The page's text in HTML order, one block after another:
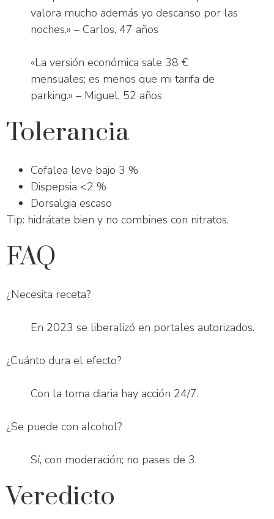
valora mucho además yo descanso por las
noches.» – Carlos, 47 años
«La versión económica sale 38 €
mensuales; es menos que mi tarifa de
parking.» – Miguel, 52 años
Tolerancia
Cefalea leve bajo 3 %
Dispepsia <2 %
Dorsalgia escaso
Tip: hidrátate bien y no combines con nitratos.
FAQ
¿Necesita receta?
En 2023 se liberalizó en portales autorizados.
¿Cuánto dura el efecto?
Con la toma diaria hay acción 24/7.
¿Se puede con alcohol?
Sí, con moderación; no pases de 3.
Veredicto